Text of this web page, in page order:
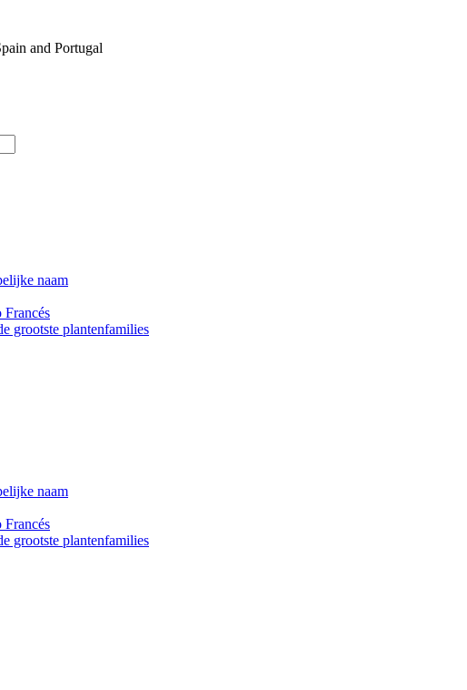
and Portugal
naam
Francés
grootste plantenfamilies
naam
Francés
grootste plantenfamilies